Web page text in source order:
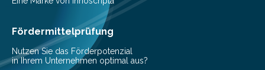
betrachten. In diesem Wintersemester erhalten
interessierte Studierende bei zwei Terminen…
Fördermittelprüfung
Nutzen Sie das Förderpotenzial
in Ihrem Unternehmen optimal aus?